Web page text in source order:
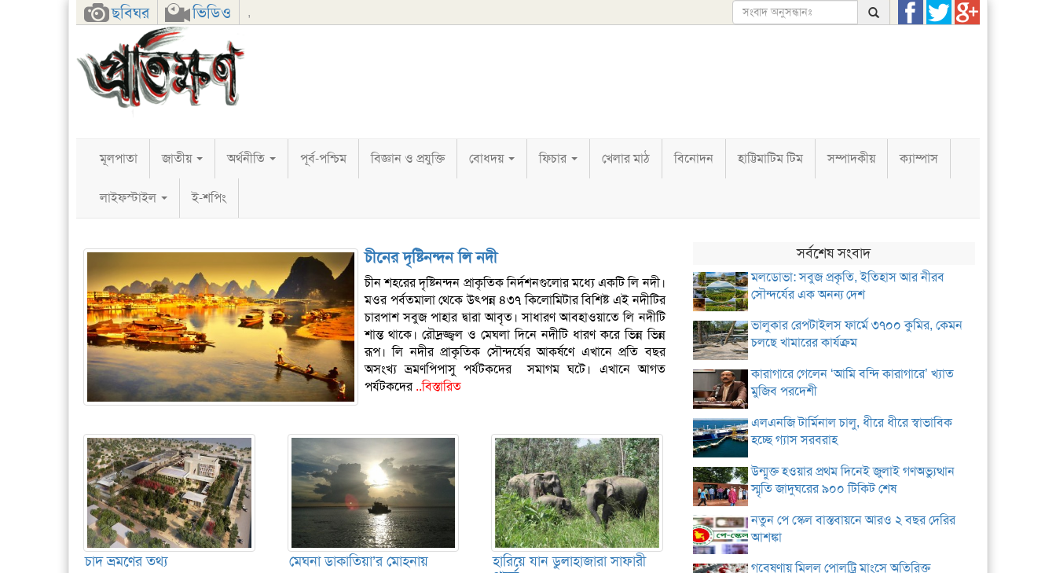
ছবিঘর ভিডিও ,
FacebookTwitterGoogle+
মূলপাতা জাতীয় অর্থনীতি পূর্ব-পশ্চিম বিজ্ঞান ও প্রযুক্তি বোধদয় ফিচার খেলার মাঠ বিনোদন হাট্টিমাটিম টিম সম্পাদকীয় ক্যাম্পাস
লাইফস্টাইল ই-শপিং
চীনের দৃষ্টিনন্দন লি নদী
চীন শহরের দৃষ্টিনন্দন প্রাকৃতিক নির্দশনগুলোর মধ্যে একটি লি নদী।
মওর পর্বতমালা থেকে উৎপন্ন ৪৩৭ কিলোমিটার বিশিষ্ট এই নদীটির
চারপাশ সবুজ পাহার দ্বারা আবৃত। সাধারণ আবহাওয়াতে লি নদীটি
শান্ত থাকে। রৌদ্রজ্জ্বল ও মেঘলা দিনে নদীটি ধারণ করে ভিন্ন ভিন্ন
রূপ। লি নদীর প্রাকৃতিক সৌন্দর্যের আকর্ষণে এখানে প্রতি বছর
অসংখ্য ভ্রমণপিপাসু পর্যটকদের সমাগম ঘটে। এখানে আগত
পর্যটকদের..বিস্তারিত
চাদ ভ্রমণের তথ্য মেঘনা ডাকাতিয়া’র মোহনায় হারিয়ে যান ডুলাহাজারা সাফারী
সর্বশেষ সংবাদ
মলডোভা: সবুজ প্রকৃতি, ইতিহাস আর নীরব
সৌন্দর্যের এক অনন্য দেশ
ভালুকার রেপটাইলস ফার্মে ৩৭০০ কুমির, কেমন
চলছে খামারের কার্যক্রম
কারাগারে গেলেন ‘আমি বন্দি কারাগারে’ খ্যাত
মুজিব পরদেশী
এলএনজি টার্মিনাল চালু, ধীরে ধীরে স্বাভাবিক
হচ্ছে গ্যাস সরবরাহ
উন্মুক্ত হওয়ার প্রথম দিনেই জুলাই গণঅভ্যুত্থান
স্মৃতি জাদুঘরের ৯০০ টিকিট শেষ
নতুন পে স্কেল বাস্তবায়নে আরও ২ বছর দেরির
আশঙ্কা
গবেষণায় মিলল পোলট্রি মাংসে অতিরিক্ত